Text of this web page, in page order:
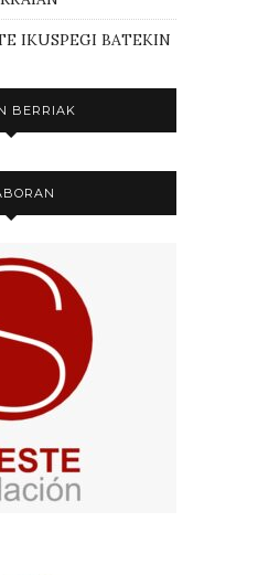
IKUSPEGI BATEKIN
BERRIAK